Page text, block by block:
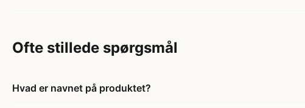
Ofte stillede spørgsmål
Hvad er navnet på produktet?